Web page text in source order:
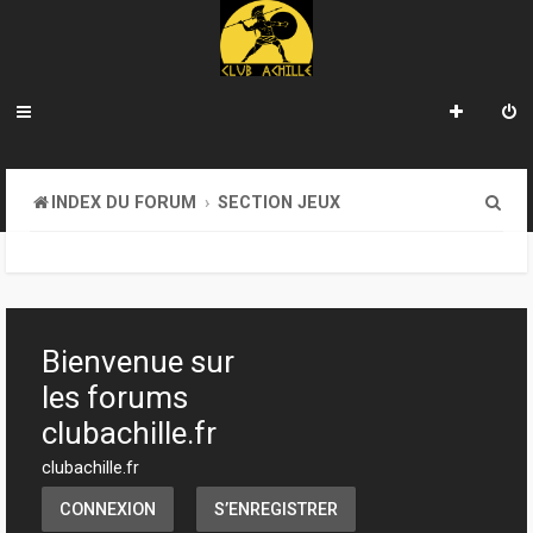
INDEX DU FORUM SECTION JEUX
h
Bienvenue sur
les forums
clubachille.fr
clubachille.fr
CONNEXION S’ENREGISTRER